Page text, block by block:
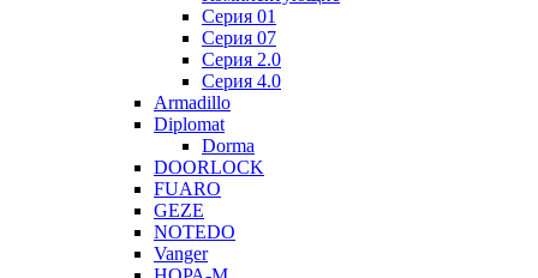
Серия 01
Серия 07
Серия 2.0
Серия 4.0
Armadillo
Diplomat
Dorma
DOORLOCK
FUARO
GEZE
NOTEDO
Vanger